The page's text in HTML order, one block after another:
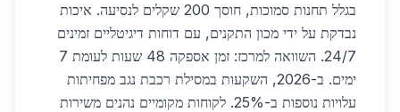
בגלל תחנות סמוכות, חוסך 200 שקלים לנסיעה. איכות
נבדקת על ידי מכון התקנים, עם דוחות דיגיטליים זמינים
24/7. השוואה למרכז: זמן אספקה 48 שעות לעומת 7
ימים. ב-2026, השקעות במסילת רכבת נגב מפחיתות
עלויות נוספות ב-25%. לקוחות מקומיים נהנים משירות